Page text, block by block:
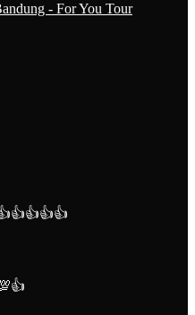
- For You Tour